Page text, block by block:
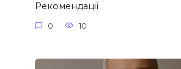
Рекомендації
0 10